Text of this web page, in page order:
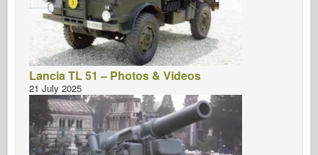
Lancia TL 51 – Photos & Videos
21 July 2025